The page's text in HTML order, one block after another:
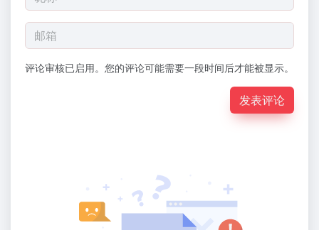
评论审核已启用。您的评论可能需要一段时间后才能被显示。
发表评论